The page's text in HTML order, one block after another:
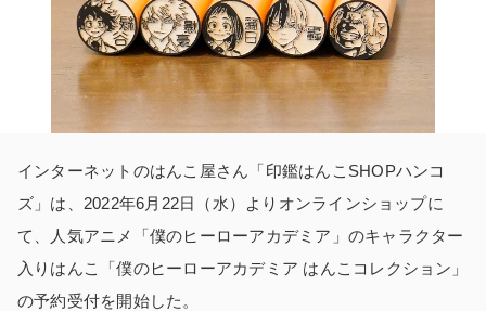
インターネットのはんこ屋さん「印鑑はんこSHOPハンコ
ズ」は、2022年6月22日（水）よりオンラインショップに
て、人気アニメ「僕のヒーローアカデミア」のキャラクター
入りはんこ「僕のヒーローアカデミア はんこコレクション」
の予約受付を開始した。